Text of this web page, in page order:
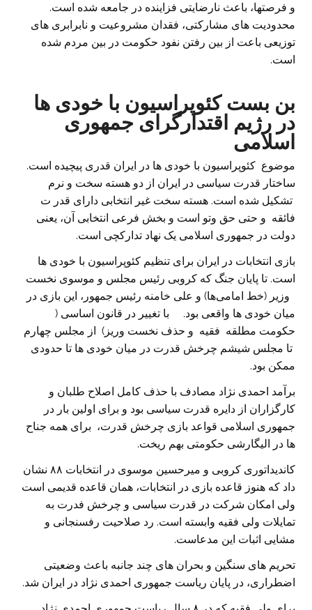
و فرصتها، باعث نارضایتی فزاینده در جامعه شده است.
محدودیت های مشارکتی، فقدان مشروعیت و نابرابری های
توزیعی باعت از بین رفتن نفود حکومت در بین مردم شده
است.
بن بست کئوپراسیون با خودی ها
در رژیم اقتدارگرای جمهوری
اسلامی
موضوع کئوپراسیون با خودی ها در ایران قدری پیچیده است.
ساختار قدرت سیاسی در ایران از دو هسته سخت و نرم
تشکیل شده است. هسته سخت غیر انتخابی دارای قدر ت
فائقه و حتی حق وتو است و بخش فرعی انتخابی آن، یعنی
دولت در جمهوری اسلامی یک نهاد تدارکچی است.
بازی انتخابات در ایران برای تنظیم کئوپراسیون با خودی ها
است. تا پایان جنگ که کروبی رئیس مجلس و موسوی نخست
وزیر (خط امامی‌ها) و علی خامنه رئیس جمهور، این بازی در
میان خودی ها واقعی بود. با تغییر در قانون اساسی (
حکومت مطلقه فقیه و حذف نخست وریز) از مجلس چهارم
تا مجلس شیشم چرخش قدرت در میان خودی ها تا حدودی
ممکن بود.
برآمد احمدی نژاد مصادف با حذف کامل اصلاح طلبان و
کارگزاران از دایره قدرت سیاسی بود و برای اولین بار در
جمهوری اسلامی قواعد بازی چرخش قدرت، برای همه جناح
ها در الیگارشی حکومتی بهم ریخت.
کاندیداتوری کروبی و میرحسین موسوی در انتخابات ۸۸ نشان
داد که هنوز قاعده بازی در انتخابات، همان قاعده قدیمی است
ولی امکان شرکت در قدرت سیاسی و چرخش فدرت به
تمایلات ولی فقیه وابسته است. رد صلاحیت رفسنجانی و
مشایی اثبات این مدعاست.
تحریم های سنگین و بحران های چند جانبه باعث وضعیتی
اضطراری، در پایان ریاست جمهوری احمدی نژاد در ایران شد.